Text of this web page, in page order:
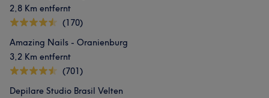
2,8 Km entfernt
(170)
Amazing Nails - Oranienburg
3,2 Km entfernt
(701)
Depilare Studio Brasil Velten